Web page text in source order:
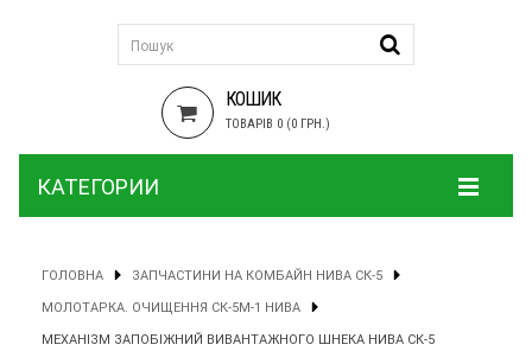
КОШИК
ТОВАРІВ 0 (0 ГРН.)
КАТЕГОРИИ
ГОЛОВНА ЗАПЧАСТИНИ НА КОМБАЙН НИВА СК-5
МОЛОТАРКА. ОЧИЩЕННЯ СК-5М-1 НИВА
МЕХАНІЗМ ЗАПОБІЖНИЙ ВИВАНТАЖНОГО ШНЕКА НИВА СК-5